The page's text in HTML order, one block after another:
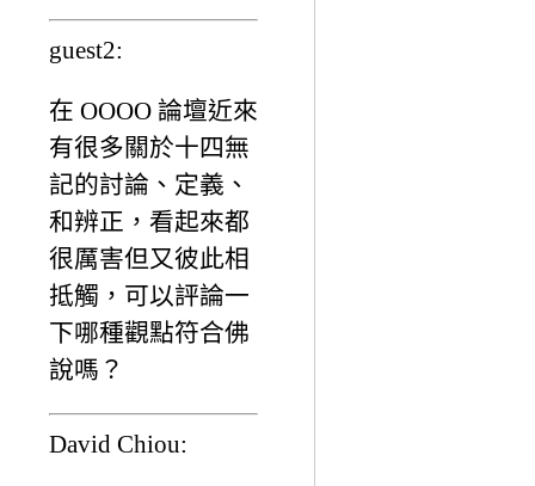
guest2:
在 OOOO 論壇近來
有很多關於十四無
記的討論、定義、
和辨正，看起來都
很厲害但又彼此相
抵觸，可以評論一
下哪種觀點符合佛
說嗎？
David Chiou: